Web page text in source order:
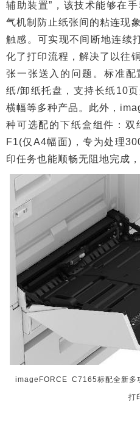
辅助装置”，该技术能够在
气机制防止纸张间的粘连现
触感。可实现不间断地连续
化了打印流程，解决了以往
张一张送入的问题。标准
纸/卸纸托盘，支持长纸10
横幅等多种产品。此外，
种可选配的下纸盒组件：
F1(仅A4幅面)，专为处理
印任务也能顺畅无阻地完成
imageFORCE C7165标配全新多
打